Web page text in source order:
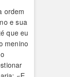
ordem
e sua
que eu
menino